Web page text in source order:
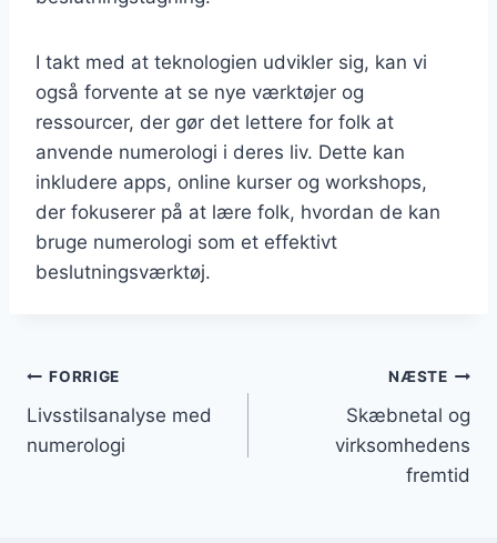
I takt med at teknologien udvikler sig, kan vi
også forvente at se nye værktøjer og
ressourcer, der gør det lettere for folk at
anvende numerologi i deres liv. Dette kan
inkludere apps, online kurser og workshops,
der fokuserer på at lære folk, hvordan de kan
bruge numerologi som et effektivt
beslutningsværktøj.
Indlægsnavigation
FORRIGE
Livsstilsanalyse med
numerologi
NÆSTE
Skæbnetal og
virksomhedens
fremtid